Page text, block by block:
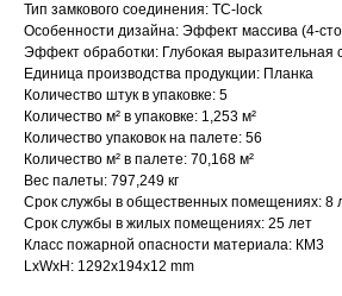
Тип замкового соединения: TC-lock
Особенности дизайна: Эффект массива (4-
Эффект обработки: Глубокая выразительная
Единица производства продукции: Планка
Количество штук в упаковке: 5
Количество м² в упаковке: 1,253 м²
Количество упаковок на палете: 56
Количество м² в палете: 70,168 м²
Вес палеты: 797,249 кг
Срок службы в общественных помещениях: 8
Срок службы в жилых помещениях: 25 лет
Класс пожарной опасности материала: КМ3
LxWxH: 1292x194x12 mm